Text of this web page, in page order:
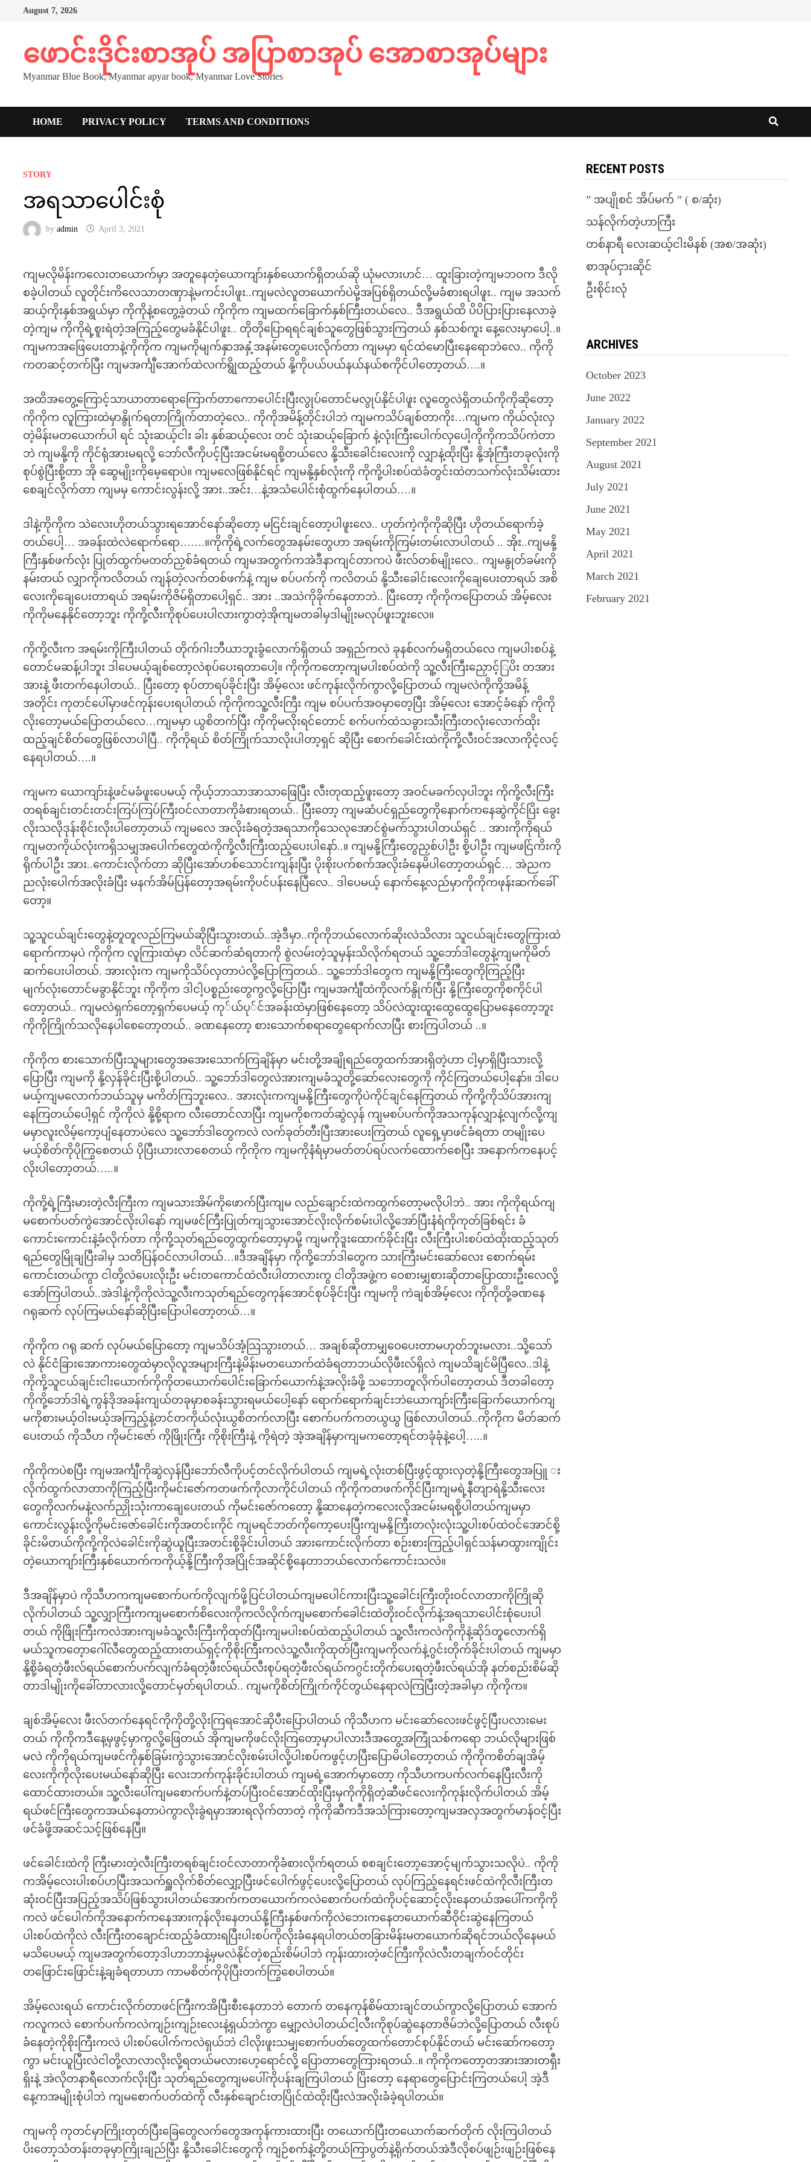
August 7, 2026
ဖောင်းဒိုင်းစာအုပ် အပြာစာအုပ် အောစာအုပ်များ
Myanmar Blue Book, Myanmar apyar book, Myanmar Love Stories
HOME PRIVACY POLICY TERMS AND CONDITIONS
STORY
အရသာပေါင်းစုံ
byadmin April 3, 2021
ကျမလိုမိန်းကလေးတယောက်မှာ အတူနေတဲ့ယောကျာ်းနှစ်ယောက်ရှိတယ်ဆို ယုံမလားဟင်… ထူးခြားတဲ့ကျမဘဝက ဒီလို
စခဲ့ပါတယ် လူတိုင်းကိလေသာတဏှာနဲ့မကင်းပါဖူး..ကျမလဲလူတယောက်ပဲမို့အပြစ်ရှိတယ်လို့မခံစားရပါဖူး.. ကျမ အသက်
ဆယ့်ကိုးနှစ်အရွယ်မှာ ကိုကိုနဲ့စတွေ့ခဲ့တယ် ကိုကိုက ကျမထက်ခြောက်နှစ်ကြီးတယ်လေ.. ဒီအရွယ်ထိ ပိပိပြားပြားနေလာခဲ့
တဲ့ကျမ ကိုကိုရဲ့စူးရဲတဲ့အကြည့်တွေမခံနိုင်ပါဖူး.. တိုတိုပြောရရင်ချစ်သူတွေဖြစ်သွားကြတယ် နှစ်သစ်ကူး နေ့လေးမှာပေါ့..။
ကျမကအဖြေပေးတာနဲ့ကိုကိုက ကျမကိုမျက်နှာအနှံ့အနမ်းတွေပေးလိုက်တာ ကျမမှာ ရင်ထဲမောပြီးနေရောဘဲလေ.. ကိုကို
ကတဆင့်တက်ပြီး ကျမအင်္ကျီအောက်ထဲလက်ရွိုထည့်တယ် နို့ကိုပယ်ပယ်နယ်နယ်စကိုင်ပါတော့တယ်….။
အထိအတွေ့ကြောင့်သာယာတာရောကြောက်တာကောပေါင်းပြီးလွုပ်တောင်မလွုပ်နိုင်ပါဖူး လူတွေလဲရှိတယ်ကိုကိုဆိုတော့
ကိုကိုက လူကြားထဲမှာနွိုက်ရတာကြိုက်တာတဲ့လေ.. ကိုကိုအမိန့်တိုင်းပါဘဲ ကျမကသိပ်ချစ်တာကိုး…ကျမက ကိုယ်လုံးလှ
တဲ့မိန်းမတယောက်ပါ ရင် သုံးဆယ့်ငါး ခါး နှစ်ဆယ့်လေး တင် သုံးဆယ့်ခြောက် နဲ့လုံးကြီးပေါက်လှပေါ့ကိုကိုကသိပ်ကဲတာ
ဘဲ ကျမနို့ကို ကိုင်ရုံအားမရလို့ ဘော်လီကိုပင့်ပြီးအငမ်းမရစို့တယ်လေ နို့သီးခေါင်းလေးကို လျှာနဲ့ထိုးပြီး နို့အုံကြီးတခုလုံးကို
စုပ်စွဲပြီးစို့တာ အို ဆွေမျိုးကိုမေ့ရောပဲ။ ကျမလေဖြစ်နိုင်ရင် ကျမနို့နှစ်လုံးကို ကိုကို့ပါးစပ်ထဲခံတွင်းထဲတသက်လုံးသိမ်းထား
စေချင်လိုက်တာ ကျမမှ ကောင်းလွန်းလို့ အား..အင်း…နဲ့အသံပေါင်းစုံထွက်နေပါတယ်….။
ဒါနဲ့ကိုကိုက သဲလေးဟိုတယ်သွားရအောင်နော်ဆိုတော့ မငြင်းချင်တော့ပါဖူးလေ.. ဟုတ်ကဲ့ကိုကိုဆိုပြီး ဟိုတယ်ရောက်ခဲ့
တယ်ပေါ့… အခန်းထဲလဲရောက်ရော…….။ကိုကိုရဲ့လက်တွေအနမ်းတွေဟာ အရမ်းကိုကြမ်းတမ်းလာပါတယ် .. အိုး..ကျမနို့
ကြီးနှစ်ဖက်လုံး ပြုတ်ထွက်မတတ်ညှစ်ခံရတယ် ကျမအတွက်ကအဲဒီနာကျင်တာကပဲ ဖီးလ်တစ်မျိုးလေ.. ကျမနွုတ်ခမ်းကို
နမ်းတယ် လျှာကိုကလိတယ် ကျန်တဲ့လက်တစ်ဖက်နဲ့ ကျမ စပ်ပက်ကို ကလိတယ် နို့သီးခေါင်းလေးကိုချေပေးတာရယ် အစိ
လေးကိုချေပေးတာရယ် အရမ်းကိုဇိမ်ရှိတာပေါ့ရှင်.. အား ..အသဲကိုခိုက်နေတာဘဲ.. ပြီးတော့ ကိုကိုကပြောတယ် အိမ့်လေး
ကိုကိုမနေနိုင်တော့ဘူး ကိုကို့လီးကိုစုပ်ပေးပါလားကွာတဲ့အိုကျမတခါမှဒါမျိုးမလုပ်ဖူးဘူးလေ။
ကိုကို့လီးက အရမ်းကိုကြီးပါတယ် တိုက်ဂါးဘီယာဘူးခွံလောက်ရှိတယ် အရှည်ကလဲ ခုနစ်လက်မရှိတယ်လေ ကျမပါးစပ်နဲ့
တောင်မဆန့်ပါဘူး ဒါပေမယ့်ချစ်တော့လဲစုပ်ပေးရတာပေါ့။ ကိုကိုကတော့ကျမပါးစပ်ထဲကို သူ့လီးကြီးညှောင့်ြပိး တအား
အားနဲ့ ဖီးတက်နေပါတယ်.. ပြီးတော့ စုပ်တာရပ်ခိုင်းပြီး အိမ့်လေး ဖင်ကုန်းလိုက်ကွာလို့ပြောတယ် ကျမလဲကိုကို့အမိန့်
အတိုင်း ကုတင်ပေါ်မှာဖင်ကုန်းပေးရပါတယ် ကိုကိုကသူ့လီးကြီး ကျမ စပ်ပက်အဝမှာတေ့ပြီး အိမ့်လေး အောင့်ခံနော် ကိုကို
လိုးတော့မယ်ပြောတယ်လေ…ကျမမှာ ယွစိတက်ပြီး ကိုကိုမလိုးရင်တောင် စက်ပက်ထဲသခွားသီးကြီးတလုံးလောက်ထိုး
ထည့်ချင်စိတ်တွေဖြစ်လာပါပြီ.. ကိုကိုရယ် စိတ်ကြိုက်သာလိုးပါတာ့ရှင် ဆိုပြီး စောက်ခေါင်းထဲကိုကို့လီးဝင်အလာကိုငံ့လင့်
နေရပါတယ်….။
ကျမက ယောကျာ်းနဲ့ဖင်မခံဖူးပေမယ့် ကိုယ့်ဘာသာအာသာဖြေပြီး လီးတုထည့်ဖူးတော့ အဝင်မခက်လှပါဘူး ကိုကို့လီးကြီး
တရစ်ချင်းတင်းတင်းကြပ်ကြပ်ကြီးဝင်လာတာကိုခံစားရတယ်.. ပြီးတော့ ကျမဆံပင်ရှည်တွေကိုနောက်ကနေဆွဲကိုင်ပြိး ခွေး
လိုးသလိုဒုန်းစိုင်းလိုးပါတော့တယ် ကျမလေ အလိုးခံရတဲ့အရသာကိုသေလုအောင်စွဲမက်သွားပါတယ်ရှင် .. အားကိုကိုရယ်
ကျမတကိုယ်လုံးကရှိသမျှအပေါက်တွေထဲကိုကို့လီးကြီးထည့်ပေးပါနော်..။ ကျမနို့ကြီးတွေညှစ်ပါဦး စို့ပါဦး ကျမဖင်ြကိးကို
ရိုက်ပါဦး အား..ကောင်းလိုက်တာ ဆိုပြီးအော်ဟစ်သောင်းကျန်းပြီး ပိုးစိုးပက်စက်အလိုးခံနေမိပါတော့တယ်ရှင်… အဲညက
ညလုံးပေါက်အလိုးခံပြီး မနက်အိမ်ပြန်တော့အရမ်းကိုပင်ပန်းနေပြီလေ.. ဒါပေမယ့် နောက်နေ့လည်မှာကိုကိုကဖုန်းဆက်ခေါ်
တော့။
သူ့သူငယ်ချင်းတွေနဲ့တူတူလည်ကြမယ်ဆိုပြီးသွားတယ်..အဲ့ဒီမှာ..ကိုကိုဘယ်လောက်ဆိုးလဲသိလား သူငယ်ချင်းတွေကြားထဲ
ရောက်ကာမှပဲ ကိုကိုက လူကြားထဲမှာ လိင်ဆက်ဆံရတာကို စွဲလမ်းတဲ့သူမှန်းသိလိုက်ရတယ် သူ့ဘော်ဒါတွေနဲ့ကျမကိုမိတ်
ဆက်ပေးပါတယ်. အားလုံးက ကျမကိုသိပ်လှတာပဲလို့ပြောကြတယ်.. သူ့ဘော်ဒါတွေက ကျမနို့ကြီးတွေကိုကြည့်ပြီး
မျက်လုံးတောင်မခွာနိုင်ဘူး ကိုကိုက ဒါငါ့ပစ္စည်းတွေကွလို့ပြောပြီး ကျမအင်္ကျီထဲကိုလက်နွိုက်ပြီး နို့ကြီးတွေကိုစကိုင်ပါ
တော့တယ်.. ကျမလဲရှက်တော့ရှက်ပေမယ့် ကု်ယ်ပု်င်အခန်းထဲမှာဖြစ်နေတော့ သိပ်လဲထူးထူးထွေထွေပြောမနေတော့ဘူး
ကိုကိုကြိုက်သလိုနေပါစေတော့တယ်.. ခဏနေတော့ စားသောက်စရာတွေရောက်လာပြီး စားကြပါတယ် ..။
ကိုကိုက စားသောက်ပြီးသူများတွေအအေးသောက်ကြချိန်မှာ မင်းတို့အချိုရည်တွေထက်အားရှိတဲ့ဟာ ငါ့မှာရှိပြီးသားလို့
ပြောပြီး ကျမကို နို့လှန်ခိုင်းပြီးစို့ပါတယ်.. သူ့ဘော်ဒါတွေလဲအားကျမခံသူတို့ဆော်လေးတွေကို ကိုင်ကြတယ်ပေါ့နော်။ ဒါပေ
မယ့်ကျမလောက်ဘယ်သူမှ မကိတ်ကြဘူးလေ.. အားလုံးကကျမနို့ကြီးတွေကိုပဲကိုင်ချင်နေကြတယ် ကိုကို့ကိုသိပ်အားကျ
နေကြတယ်ပေါ့ရှင် ကိုကိုလဲ နို့စို့ရာက လီးတောင်လာပြီး ကျမကိုစကတ်ဆွဲလှန် ကျမစပ်ပက်ကိုအသကုန်လျှာနဲ့လျက်လို့ကျ
မမှာလူးလိမ့်ကော့ပျံနေတာပဲလေ သူ့ဘော်ဒါတွေကလဲ လက်ခုတ်တီးပြီးအားပေးကြတယ် လူရှေ့မှာဖင်ခံရတာ တမျိုးပေ
မယ့်စိတ်ကိုပိုကြွစေတယ် ပိုပြီးယားလာစေတယ် ကိုကိုက ကျမကိုနံရံမှာမတ်တပ်ရပ်လက်ထောက်စေပြီး အနောက်ကနေပင့်
လိုးပါတော့တယ်…..။
ကိုကို့ရဲ့ကြီးမားတဲ့လီးကြီးက ကျမသားအိမ်ကိုဖောက်ပြီးကျမ လည်ချောင်းထဲကထွက်တော့မလိုပါဘဲ.. အား ကိုကိုရယ်ကျ
မစောက်ပတ်ကွဲအောင်လိုးပါနော် ကျမဖင်ကြီးပြုတ်ကျသွားအောင်လိုးလိုက်စမ်းပါလို့အော်ပြီးနံရံကိုကုတ်ခြစ်ရင်း ခံ
ကောင်းကောင်းနဲ့ခံလိုက်တာ ကိုကို့သုတ်ရည်တွေထွက်တော့မှာမို့ ကျမကိုဒူးထောက်ခိုင်းပြီး လီးကြီးပါးစပ်ထဲထိုးထည့်သုတ်
ရည်တွေမြိုချပြီးခါမှ သတိပြန်ဝင်လာပါတယ်…။ဒီအချိန်မှာ ကိုကို့ဘော်ဒါတွေက သားကြီးမင်းဆော်လေး စောက်ရမ်း
ကောင်းတယ်ကွာ ငါတို့လဲပေးလိုးဦး မင်းတကောင်ထဲလီးပါတာလားကွ ငါတိုအဖွဲ့က ဝေစားမျှစားဆိုတာပြောထားဦးလေလို့
အော်ကြပါတယ်..အဲဒါနဲ့ကိုကိုလဲသူ့လီးကသုတ်ရည်တွေကုန်အောင်စုပ်ခိုင်းပြီး ကျမကို ကဲချစ်အိမ့်လေး ကိုကိုတို့ခဏနေ
ဂရုဆက် လုပ်ကြမယ်နော်ဆိုပြီးပြောပါတော့တယ်…။
ကိုကိုက ဂရု ဆက် လုပ်မယ်ပြောတော့ ကျမသိပ်အံ့သြသွားတယ်… အချစ်ဆိုတာမျှဝေပေးတာမဟုတ်ဘူးမလား..သို့သော်
လဲ နိုင်ငံခြားအောကားတွေထဲမှာလိုလူအများကြီးနဲ့မိန်းမတယောက်ထဲခံရတာဘယ်လိုဖီးလ်ရှိလဲ ကျမသိချင်မိပြီလေ..ဒါနဲ့
ကိုကို့သူငယ်ချင်းငါးယောက်ကိုကိုတယောက်ပေါင်းခြောက်ယောက်နဲ့အလိုးခံဖို့ သဘောတူလိုက်ပါတော့တယ် ဒီတခါတော့
ကိုကို့ဘော်ဒါရဲ့ကွန်ဒိုအခန်းကျယ်တခုမှာစခန်းသွားရမယ်ပေါ့နော် ရောက်ရောက်ချင်းဘဲယောကျာ်းကြီးခြောက်ယောက်ကျ
မကိုစားမယ့်ဝါးမယ့်အကြည့်နဲ့တင်တကိုယ်လုံးယွစိတက်လာပြီး စောက်ပက်ကတယွယွ ဖြစ်လာပါတယ်..ကိုကိုက မိတ်ဆက်
ပေးတယ် ကိုသီဟ ကိုမင်းဇော် ကိုဖြိုးကြီး ကိုစိုးကြီးနဲ့ ကိုရဲတဲ့ အဲ့အချိန်မှာကျမကတော့ရင်တခုံခုံနဲ့ပေါ့…..။
ကိုကိုကပဲစပြီး ကျမအင်္ကျီကိုဆွဲလှန်ပြီးဘော်လီကိုပင့်တင်လိုက်ပါတယ် ကျမရဲ့လုံးတစ်ပြီးဖွင့်ထွားလှတဲ့နို့ကြီးတွေအပြူ း
လိုက်ထွက်လာတာကိုကြည့်ပြီးကိုမင်းဇော်ကတဖက်ကိုလာကိုင်ပါတယ် ကိုကိုကတဖက်ကိုင်ပြီးကျမရဲ့နီတျာရဲနို့သီးလေး
တွေကိုလက်မနဲ့လက်ညှိုးသုံးကာချေပေးတယ် ကိုမင်းဇော်ကတော့ နို့ဆာနေတဲ့ကလေးလိုအငမ်းမရစို့ပါတယ်ကျမမှာ
ကောင်းလွန်းလို့ကိုမင်းဇော်ခေါင်းကိုအတင်းကိုင် ကျမရင်ဘတ်ကိုကော့ပေးပြီးကျမနို့ကြီးတလုံးလုံးသူ့ပါးစပ်ထဲဝင်အောင်စို့
ခိုင်းမိတယ်ကိုကို့ကိုလဲခေါင်းကိုဆွဲယူပြီးအတင်းစို့ခိုင်းပါတယ် အားကောင်းလိုက်တာ စဉ်းစားကြည့်ပါရှင်သန်မာထွားကျိုင်း
တဲ့ယောကျာ်းကြီးနှစ်ယောက်ကကိုယ့်နို့ကြီးကိုအပြိုင်အဆိုင်စို့နေတာဘယ်လောက်ကောင်းသလဲ။
ဒီအချိန်မှာပဲ ကိုသီဟကကျမစောက်ပက်ကိုလျက်ဖို့ပြင်ပါတယ်ကျမပေါင်ကားပြီးသူ့ခေါင်းကြီးတိုးဝင်လာတာကိုကြိုဆို
လိုက်ပါတယ် သူ့လျှာကြီးကကျမစောက်စိလေးကိုကလိလိုက်ကျမစောက်ခေါင်းထဲတိုးဝင်လိုက်နဲ့အရသာပေါင်းစုံပေးပါ
တယ် ကိုဖြိုးကြီးကလဲအားကျမခံသူ့လီးကြီးကိုထုတ်ပြီးကျမပါးစပ်ထဲထည့်ပါတယ် သူ့လီးကလဲကိုကိုနဲ့ဆိုဒ်တူလောက်ရှိ
မယ်သူကတေ့ာဂေါ်လီတွေထည့်ထားတယ်ရှင့်ကိုစိုးကြီးကလဲသူ့လီးကိုထုတ်ပြီးကျမကိုလက်နဲ့ဂွင်းတိုက်ခိုင်းပါတယ် ကျမမှာ
နို့စို့ခံရတဲ့ဖီးလ်ရယ်စောက်ပက်လျက်ခံရတဲ့ဖီးလ်ရယ်လီးစုပ်ရတဲ့ဖီးလ်ရယ်ကဂွင်းတိုက်ပေးရတဲ့ဖီးလ်ရယ်အို နတ်စည်းစိမ်ဆို
တာဒါမျိုးကိုခေါ်တာလားလို့တောင်မှတ်ရပါတယ်.. ကျမကိုစိတ်ကြိုက်ကိုင်တွယ်နေရာလဲကြပြီးတဲ့အခါမှာ ကိုကိုက။
ချစ်အိမ့်လေး ဖီးလ်တက်နေရင်ကိုကိုတို့လိုးကြရအောင်ဆိုပီးပြောပါတယ် ကိုသီဟက မင်းဆော်လေးဖင်ဖွင့်ပြီးပလားမေး
တယ် ကိုကိုကဒီနေ့မှဖွင့်မှာကွလို့ဖြေတယ် အိုကျမကိုဖင်လိုးကြတော့မှာပါလားဒီအတွေ့အကြုံသစ်ကရော ဘယ်လိုများဖြစ်
မလဲ ကိုကိုရယ်ကျမဖင်ကိုနှစ်ခြမ်းကွဲသွားအောင်လိုးစမ်းပါလို့ပါးစပ်ကဖွင့်ဟပြီးပြောမိပါတော့တယ် ကိုကိုကစိတ်ချအိမ့်
လေးကိုကိုလိုးပေးမယ်နော်ဆိုပြီး လေးဘက်ကုန်းခိုင်းပါတယ် ကျမရဲ့အောက်မှာတော့ ကိုသီဟကပက်လက်နေပြီးလီးကို
ထောင်ထားတယ်။ သူ့လီးပေါ်ကျမစောက်ပက်နဲ့တပ်ပြီးဝင်အောင်ထိုးပြီးမှကိုကိုရှိတဲ့ဆီဖင်လေးကိုကုန်းလိုက်ပါတယ် အိမ့်
ရယ်ဖင်ကြီးတွေကအယ်နေတာပဲကွာလိုးခွဲရမှာအားရလိုက်တာတဲ့ ကိုကိုဆီကဒီအသံကြားတော့ကျမအလှအတွက်မာန်ဝင့်ပြီး
ဖင်ခံဖို့အဆင်သင့်ဖြစ်နေပြီ။
ဖင်ခေါင်းထဲကို ကြီးမားတဲ့လီးကြီးတရစ်ချင်းဝင်လာတာကိုခံစားလိုက်ရတယ် စစချင်းတော့အောင့်မျက်သွားသလိုပဲ.. ကိုကို
ကအိမ့်လေးပါးစပ်ဟပြီးအသက်ရှူလိုက်စိတ်လျှော့ပြီးဖင်ပေါက်ဖွင့်ပေးလို့ပြောတယ် လုပ်ကြည့်နေရင်းဖင်ထဲကိုလီးကြီးတ
ဆုံးဝင်ပြီးအပြည့်အသိပ်ဖြစ်သွားပါတယ်အောက်ကတယောက်ကလဲစောက်ပက်ထဲကိုပင့်ဆောင့်လိုးနေတယ်အပေါ်ကကိုကို
ကလဲ ဖင်ပေါက်ကိုအနောက်ကနေအားကုန်လိုးနေတယ်နို့ကြီးနှစ်ဖက်ကိုလဲဘေးကနေတယောက်ဆီဝိုင်းဆွဲနေကြတယ်
ပါးစပ်ထဲကိုလဲ လီးကြီးတချောင်းထည့်ခံထားရပြီးပါးစပ်ကိုလိုးခံနေရပါတယ်တခြားမိန်းမတယောက်ဆိုရင်ဘယ်လိုနေမယ်
မသိပေမယ့် ကျမအတွက်တော့ဒါဟာဘာနဲ့မှမလဲနိုင်တဲ့စည်းစိမ်ပါဘဲ ကုန်းထားတဲ့ဖင်ကြီးကိုလဲလီးတချက်ဝင်တိုင်း
တဖြောင်းဖြောင်းနဲ့ချခံရတာဟာ ကာမစိတ်ကိုပိုပြီးတက်ကြွစေပါတယ်။
အိမ့်လေးရယ် ကောင်းလိုက်တာဖင်ကြီးကအိပြီးစီးနေတာဘဲ တောက် တနေကုန်စိမ်ထားချင်တယ်ကွာလို့ပြောတယ် အောက်
ကလူကလဲ စောက်ပက်ကလဲကျဉ်းကျဉ်းလေးနဲ့ရှယ်ဘဲကွာ မျှော့လဲပါတယ်ငါ့လီးကိုစုပ်ဆွဲနေတာဇိမ်ဘဲလို့ပြောတယ် လီးစုပ်
ခံနေတဲ့ကိုစိုးကြီးကလဲ ပါးစပ်ပေါက်ကလဲရှယ်ဘဲ ငါလိုးဖူးသမျှစောက်ပတ်တွေထက်တောင်စုပ်နိုင်တယ် မင်းဆော်ကတော့
ကွာ မင်းယူပြီးလဲငါတို့လာလာလိုးလို့ရတယ်မလားဟေ့ရောင်လို့ ပြောတာတွေကြားရတယ်..။ ကိုကိုကတော့တအားအားတရှီး
ရှိးနဲ့ အဲလိုတနာရီလောက်လိုးပြီး သုတ်ရည်တွေကျမပေါ်ကိုပန်းချကြပါတယ် ပြိးတော့ နေရာတွေပြောင်းကြတယ်ပေါ့ အဲ့ဒီ
နေ့ကအမျိုးစုံပါဘဲ ကျမစောက်ပတ်ထဲကို လီးနှစ်ချောင်းတပြိုင်ထဲထိုးပြီးလဲအလိုးခံခဲ့ရပါတယ်။
ကျမကို ကုတင်မှာကြိုးတုတ်ပြီးခြေတွေလက်တွေအကုန်ကားထားပြီး တယောက်ပြီးတယောက်ဆက်တိုက် လိုးကြပါတယ်
ပိးတော့သံတန်းတခုမှာကြိုးချည်ပြီး နို့သီးခေါင်းတွေကို ကျဉ်စက်နဲ့တို့တယ်ကြာပွတ်နဲ့ရိုက်တယ်အဲဒီလိုစပ်ဖျဉ်းဖျဉ်းဖြစ်နေ
RECENT POSTS
” အပျိုစင် အိပ်မက် ” ( စ/ဆုံး)
သန်လိုက်တဲ့ဟာကြီး
တစ်နာရီ လေးဆယ့်ငါးမိနစ် (အစ/အဆုံး)
စာအုပ်ငှားဆိုင်
ဦးစိုင်းလုံ
ARCHIVES
October 2023
June 2022
January 2022
September 2021
August 2021
July 2021
June 2021
May 2021
April 2021
March 2021
February 2021